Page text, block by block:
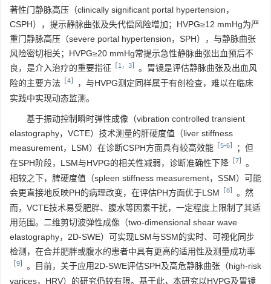
著性门静脉高压（clinically significant portal hypertension，
CSPH），提示静脉曲张及失代偿风险增加；HVPG≥12 mmHg为严
重门静脉高压（severe portal hypertension，SPH），与静脉曲张
风险密切相关；HVPG≥20 mmHg常提示急性静脉曲张出血预后不
良，是介入治疗的重要指征 ［1 ， 3］ 。胃镜是评估静脉曲张及出血风
险的主要方法 ［4］
，与HVPG测定同样属于有创检查，难以在临床
实践中实现动态监测。
基于振动控制瞬时弹性成像（vibration controlled transient
elastography，VCTE）技术测量的肝硬度值（liver stiffness
measurement，LSM）在诊断CSPH方面具有较高效能 ［5-6］
；但
在SPH阶段，LSM与HVPG的相关性减弱，诊断准确性下降 ［7］ 。
相较之下，脾硬度值（spleen stiffness measurement，SSM）可能
会更直接地反映PH的病理改变，在评估PH方面优于LSM ［8］ 。然
而，VCTE技术易受肥胖、腹水等因素干扰，一定程度上限制了其适
用范围。二维剪切波弹性成像（two-dimensional shear wave
elastography，2D-SWE）可实现LSM与SSM的实时、可视化同步
检测，在合并肥胖或腹水的患者中具有更高的适用性及测量成功率
［9］ 。目前，关于应用2D-SWE评估SPH及高危静脉曲张（high-risk
varices，HRV）的研究仍较有限。基于此，本研究以HVPG及胃镜